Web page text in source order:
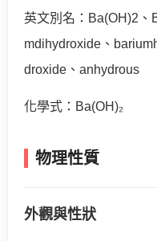
英文別名：Ba(OH)2、
mdihydroxide、
droxide、anhydrous
化學式：Ba(OH)₂
物理性質
外觀與性狀